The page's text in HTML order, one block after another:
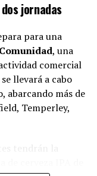
pesar de ello, no
de la aplicación
asignada
A pesar de las
en la propiedad
no han
jornadas
para una
, una
comercial
llevará a cabo
abarcando más de
Temperley,